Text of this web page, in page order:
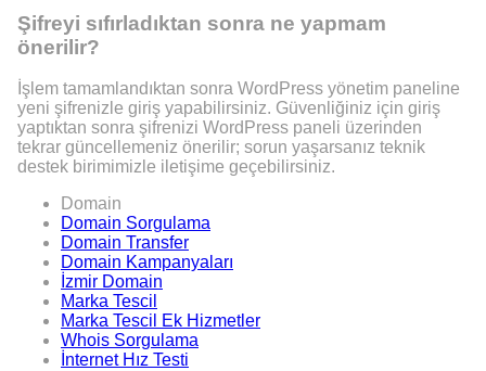
Şifreyi sıfırladıktan sonra ne yapmam
önerilir?
İşlem tamamlandıktan sonra WordPress yönetim paneline
yeni şifrenizle giriş yapabilirsiniz. Güvenliğiniz için giriş
yaptıktan sonra şifrenizi WordPress paneli üzerinden
tekrar güncellemeniz önerilir; sorun yaşarsanız teknik
destek birimimizle iletişime geçebilirsiniz.
Domain
Domain Sorgulama
Domain Transfer
Domain Kampanyaları
İzmir Domain
Marka Tescil
Marka Tescil Ek Hizmetler
Whois Sorgulama
İnternet Hız Testi